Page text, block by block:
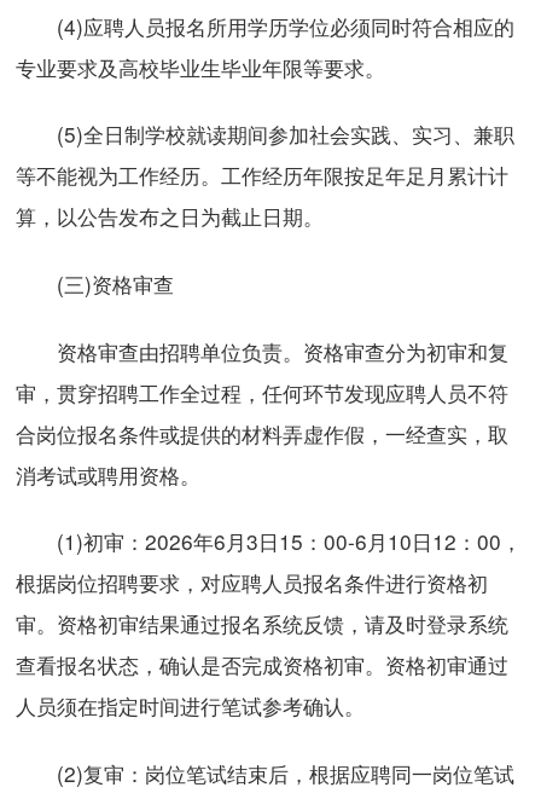
(4)应聘人员报名所用学历学位必须同时符合相应的
专业要求及高校毕业生毕业年限等要求。
(5)全日制学校就读期间参加社会实践、实习、兼职
等不能视为工作经历。工作经历年限按足年足月累计计
算，以公告发布之日为截止日期。
(三)资格审查
资格审查由招聘单位负责。资格审查分为初审和复
审，贯穿招聘工作全过程，任何环节发现应聘人员不符
合岗位报名条件或提供的材料弄虚作假，一经查实，取
消考试或聘用资格。
(1)初审：2026年6月3日15：00-6月10日12：00，
根据岗位招聘要求，对应聘人员报名条件进行资格初
审。资格初审结果通过报名系统反馈，请及时登录系统
查看报名状态，确认是否完成资格初审。资格初审通过
人员须在指定时间进行笔试参考确认。
(2)复审：岗位笔试结束后，根据应聘同一岗位笔试